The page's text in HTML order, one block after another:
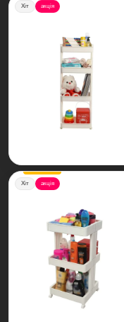
Хіт акція
Хіт акція